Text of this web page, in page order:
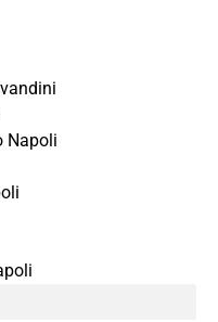
Napoli